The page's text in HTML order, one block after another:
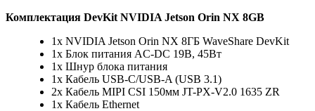
Комплектация DevKit NVIDIA Jetson Orin NX 8GB
1x NVIDIA Jetson Orin NX 8ГБ WaveShare DevKit
1x Блок питания AC-DC 19В, 45Вт
1x Шнур блока питания
1x Кабель USB-C/USB-A (USB 3.1)
2x Кабель MIPI CSI 150мм JT-PX-V2.0 1635 ZR
1x Кабель Ethernet